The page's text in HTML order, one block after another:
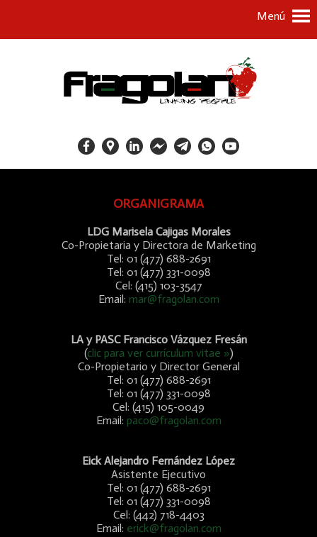
Menú
ORGANIGRAMA
LDG Marisela Cajigas Morales
Co-Propietaria y Directora de Marketing
Tel: 01 (477) 688-2691
Tel: 01 (477) 331-0098
Cel: (415) 103-3547
Email: mar@fragolan.com
LA y PASC Francisco Vázquez Fresán
(clic para ver currículum vitae »)
Co-Propietario y Director General
Tel: 01 (477) 688-2691
Tel: 01 (477) 331-0098
Cel: (415) 105-0049
Email: paco@fragolan.com
Eick Alejandro Fernández López
Asistente Ejecutivo
Tel: 01 (477) 688-2691
Tel: 01 (477) 331-0098
Cel: (442) 718-4403
Email: erick@fragolan.com